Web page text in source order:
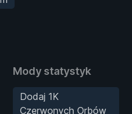
Mody statystyk
Dodaj 1K
Czerwonych Orbów